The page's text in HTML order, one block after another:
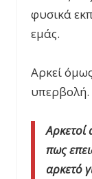
φυσικά
εμάς.
Αρκεί
υπερβολή.
Αρκετοί
πως
αρκετό